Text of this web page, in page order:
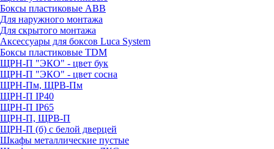
Боксы пластиковые ABB
Для наружного монтажа
Для скрытого монтажа
Аксессуары для боксов Luca System
Боксы пластиковые TDM
ЩРН-П "ЭКО" - цвет бук
ЩРН-П "ЭКО" - цвет сосна
ЩРН-Пм, ЩРВ-Пм
ЩРН-П IP40
ЩРН-П IP65
ЩРН-П, ЩРВ-П
ЩРН-П (б) с белой дверцей
Шкафы металлические пустые